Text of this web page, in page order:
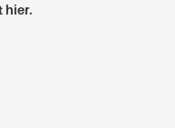
hier.